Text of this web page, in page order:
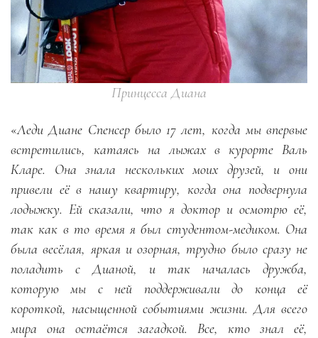
Принцесса Диана
«Леди Диане Спенсер было 17 лет, когда мы впервые
встретились, катаясь на лыжах в курорте Валь
Кларе. Она знала нескольких моих друзей, и они
привели её в нашу квартиру, когда она подвернула
лодыжку. Ей сказали, что я доктор и осмотрю её,
так как в то время я был студентом-медиком. Она
была весёлая, яркая и озорная, трудно было сразу не
поладить с Дианой, и так началась дружба,
которую мы с ней поддерживали до конца её
короткой, насыщенной событиями жизни. Для всего
мира она остаётся загадкой. Все, кто знал её,